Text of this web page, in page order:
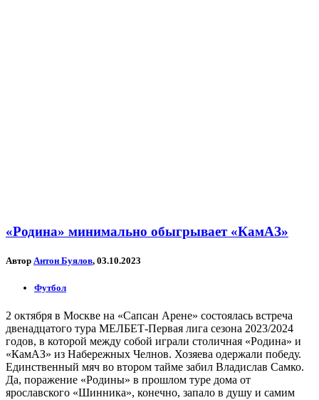
«Родина» минимально обыгрывает «КамАЗ»
Автор Антон Буялов, 03.10.2023
Футбол
2 октября в Москве на «Сапсан Арене» состоялась встреча
двенадцатого тура МЕЛБЕТ-Первая лига сезона 2023/2024
годов, в которой между собой играли столичная «Родина» и
«КамАЗ» из Набережных Челнов. Хозяева одержали победу.
Единственный мяч во втором тайме забил Владислав Самко.
Да, поражение «Родины» в прошлом туре дома от
ярославского «Шинника», конечно, запало в душу и самим